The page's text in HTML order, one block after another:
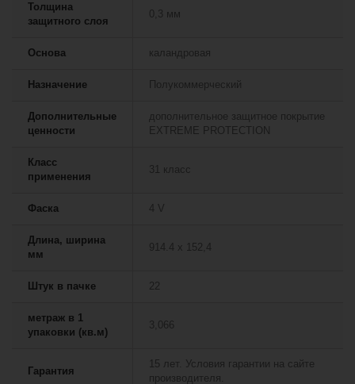
Толщина
защитного слоя
0,3 мм
Основа каландровая
Назначение Полукоммерческий
Дополнительные
ценности
дополнительное защитное покрытие
EXTREME PROTECTION
Класс
применения
31 класс
Фаска 4 V
Длина, ширина
мм
914.4 х 152,4
Штук в пачке 22
метраж в 1
упаковки (кв.м)
3,066
Гарантия
15 лет. Условия гарантии на сайте
производителя.